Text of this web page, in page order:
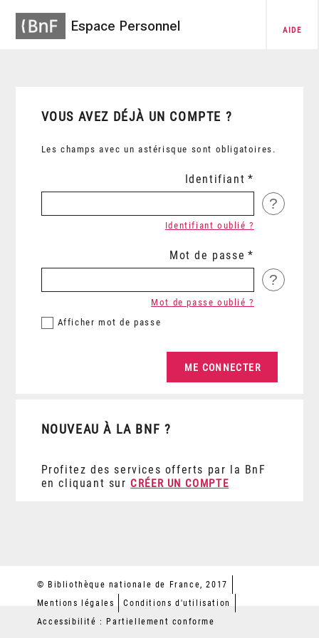
Espace Personnel AIDE
VOUS AVEZ DÉJÀ UN COMPTE ?
Les champs avec un astérisque sont obligatoires.
Identifiant
?
Identifiant oublié ?
Mot de passe
?
Afficher mot de passe
Mot de passe oublié ?
NOUVEAU À LA BNF ?
Profitez des services offerts par la BnF
en cliquant sur CRÉER UN COMPTE
© Bibliothèque nationale de France, 2017
Mentions légales
Conditions d'utilisation
Accessibilité : Partiellement conforme